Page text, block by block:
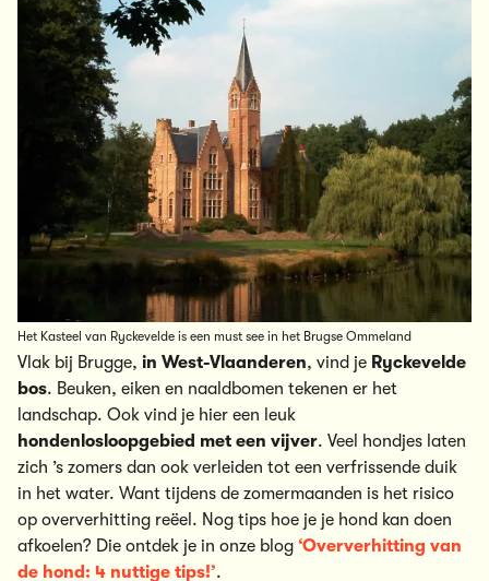
Het Kasteel van Ryckevelde is een must see in het Brugse Ommeland
Vlak bij Brugge, in West-Vlaanderen, vind je Ryckevelde
bos. Beuken, eiken en naaldbomen tekenen er het
landschap. Ook vind je hier een leuk
hondenlosloopgebied met een vijver. Veel hondjes laten
zich ’s zomers dan ook verleiden tot een verfrissende duik
in het water. Want tijdens de zomermaanden is het risico
op oververhitting reëel. Nog tips hoe je je hond kan doen
afkoelen? Die ontdek je in onze blog ‘Oververhitting van
de hond: 4 nuttige tips!’.